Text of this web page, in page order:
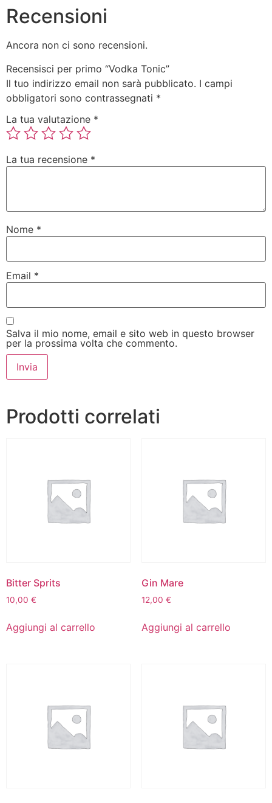
Recensioni
Ancora non ci sono recensioni.
Recensisci per primo “Vodka Tonic”
Il tuo indirizzo email non sarà pubblicato. I campi
obbligatori sono contrassegnati *
La tua valutazione *
La tua recensione *
Nome *
Email *
Salva il mio nome, email e sito web in questo browser
per la prossima volta che commento.
Prodotti correlati
Bitter Sprits
10,00 €
Aggiungi al carrello
Gin Mare
12,00 €
Aggiungi al carrello